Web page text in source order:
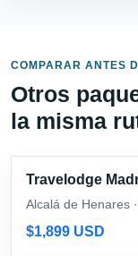
COMPARAR ANTES
Otros
la misma
Travelodge
Alcalá de Henares
$1,899 USD